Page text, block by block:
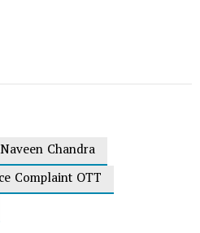
Naveen Chandra
Complaint OTT